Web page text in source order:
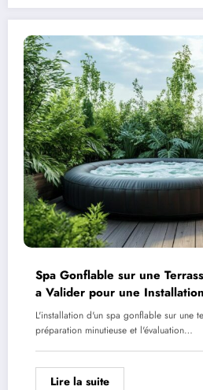
Spa Gonflable sur une
a Valider pour une
L'installation d'un spa gonflable sur une
préparation minutieuse et l'évaluation…
Lire la suite